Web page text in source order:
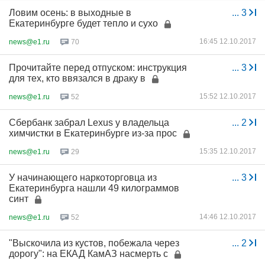
... 3
Ловим осень: в выходные в
Екатеринбурге будет тепло и сухо
news@e1.ru 70 16:45 12.10.2017
... 3
Прочитайте перед отпуском: инструкция
для тех, кто ввязался в драку в
news@e1.ru 52 15:52 12.10.2017
... 2
Сбербанк забрал Lexus у владельца
химчистки в Екатеринбурге из-за прос
news@e1.ru 29 15:35 12.10.2017
... 3
У начинающего наркоторговца из
Екатеринбурга нашли 49 килограммов
синт
news@e1.ru 52 14:46 12.10.2017
... 2
"Выскочила из кустов, побежала через
дорогу": на ЕКАД КамАЗ насмерть с